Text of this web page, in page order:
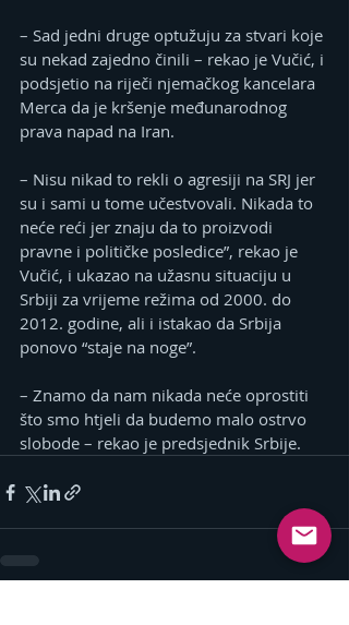
– Sad jedni druge optužuju za stvari koje
su nekad zajedno činili – rekao je Vučić, i
podsjetio na riječi njemačkog kancelara
Merca da je kršenje međunarodnog
prava napad na Iran.
– Nisu nikad to rekli o agresiji na SRЈ jer
su i sami u tome učestvovali. Nikada to
neće reći jer znaju da to proizvodi
pravne i političke posledice”, rekao je
Vučić, i ukazao na užasnu situaciju u
Srbiji za vrijeme režima od 2000. do
2012. godine, ali i istakao da Srbija
ponovo “staje na noge”.
– Znamo da nam nikada neće oprostiti
što smo htjeli da budemo malo ostrvo
slobode – rekao je predsjednik Srbije.